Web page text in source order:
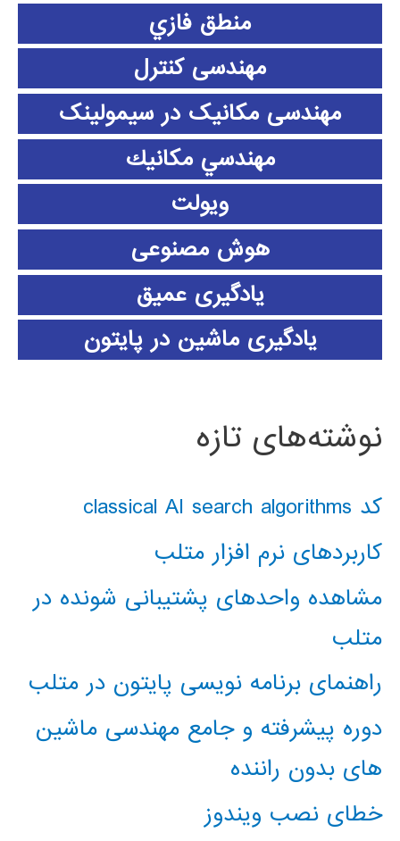
منطق فازي
مهندسی کنترل
مهندسی مکانیک در سیمولینک
مهندسي مكانيك
ویولت
هوش مصنوعی
یادگیری عمیق
یادگیری ماشین در پایتون
نوشته‌های تازه
کد classical AI search algorithms
کاربردهای نرم افزار متلب
مشاهده واحدهای پشتیبانی شونده در
متلب
راهنمای برنامه نویسی پایتون در متلب
دوره پیشرفته و جامع مهندسی ماشین
های بدون راننده
خطای نصب ویندوز